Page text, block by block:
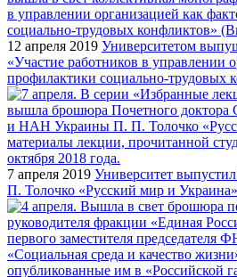
12 апреля 2019 Университетом
«Участие работников в управлении
профилактики социально-трудовых
7 апреля 2019 Университет
П. Толочко «Русский мир и Украина»